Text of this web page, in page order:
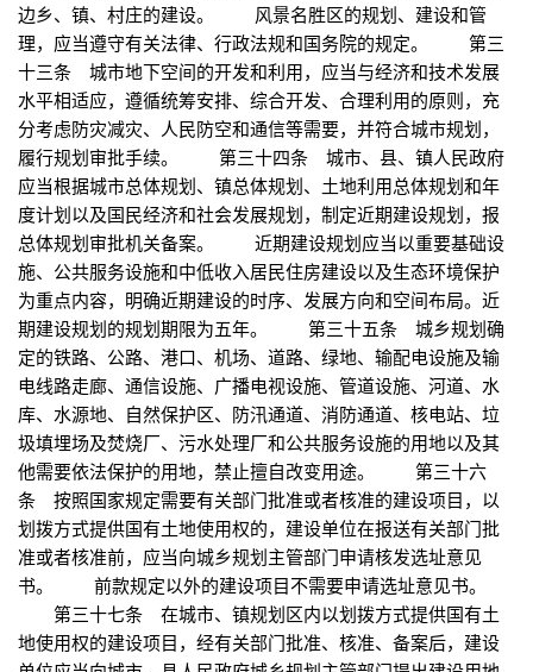
边乡、镇、村庄的建设。 风景名胜区的规划、建设和管
理，应当遵守有关法律、行政法规和国务院的规定。 第三
十三条 城市地下空间的开发和利用，应当与经济和技术发展
水平相适应，遵循统筹安排、综合开发、合理利用的原则，充
分考虑防灾减灾、人民防空和通信等需要，并符合城市规划，
履行规划审批手续。 第三十四条 城市、县、镇人民政府
应当根据城市总体规划、镇总体规划、土地利用总体规划和年
度计划以及国民经济和社会发展规划，制定近期建设规划，报
总体规划审批机关备案。 近期建设规划应当以重要基础设
施、公共服务设施和中低收入居民住房建设以及生态环境保护
为重点内容，明确近期建设的时序、发展方向和空间布局。近
期建设规划的规划期限为五年。 第三十五条 城乡规划确
定的铁路、公路、港口、机场、道路、绿地、输配电设施及输
电线路走廊、通信设施、广播电视设施、管道设施、河道、水
库、水源地、自然保护区、防汛通道、消防通道、核电站、垃
圾填埋场及焚烧厂、污水处理厂和公共服务设施的用地以及其
他需要依法保护的用地，禁止擅自改变用途。 第三十六
条 按照国家规定需要有关部门批准或者核准的建设项目，以
划拨方式提供国有土地使用权的，建设单位在报送有关部门批
准或者核准前，应当向城乡规划主管部门申请核发选址意见
书。 前款规定以外的建设项目不需要申请选址意见书。
第三十七条 在城市、镇规划区内以划拨方式提供国有土
地使用权的建设项目，经有关部门批准、核准、备案后，建设